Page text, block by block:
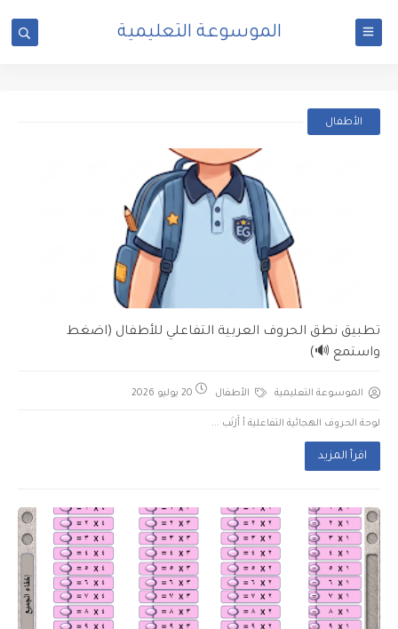
الموسوعة التعليمية
الأطفال
تطبيق نطق الحروف العربية التفاعلي للأطفال (اضغط
واستمع 🔊)
الموسوعة التعليمية الأطفال 20 يوليو 2026
لوحة الحروف الهجائية التفاعلية أ أَرْنَب ...
اقرأ المزيد